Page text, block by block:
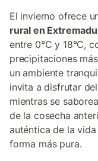
El invierno ofrece
rural en
entre 0°C y 18°C,
precipitaciones
un ambiente
invita a disfrutar
mientras se
de la cosecha
auténtica de la
forma más pura.